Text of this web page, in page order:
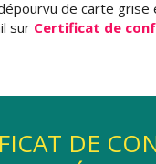
de carte grise
sur Certificat de
DE